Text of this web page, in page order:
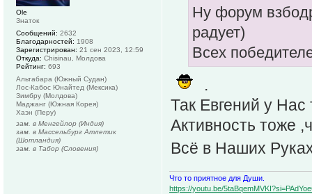
Ну форум
радует)
Всех
.
Так Евгений у
Активность тоже
Всё в Наших
Что то приятное для Души.
https://youtu.be/
Ole
Знаток
Сообщений: 2632
Благодарностей: 1908
Зарегистрирован: 21 сен 2023, 12:59
Откуда: Chisinau, Молдова
Рейтинг: 693
Альтабара (Южный Судан)
Лос-Кабос Юнайтед (Мексика)
Зимбру (Молдова)
Маджанг (Южная Корея)
Хаэн (Перу)
зам. в Менгейлор (Индия)
зам. в Массельбург Атлетик
(Шотландия)
зам. в Табор (Словения)